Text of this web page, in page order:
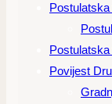
Povijest